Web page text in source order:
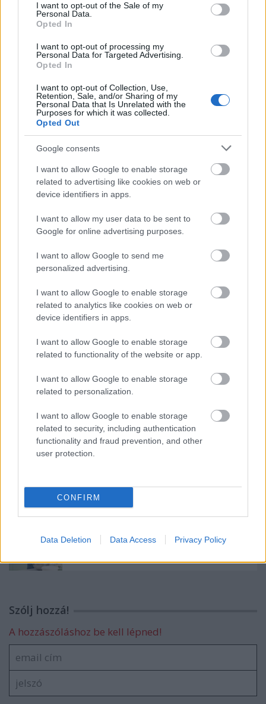
I want to opt-out of the Sale of my
Personal Data.
Opted In
I want to opt-out of processing my
Personal Data for Targeted Advertising.
Opted In
I want to opt-out of Collection, Use,
Retention, Sale, and/or Sharing of my
Personal Data that Is Unrelated with the
Purposes for which it was collected.
Opted Out
Google consents
I want to allow Google to enable storage
related to advertising like cookies on web or
device identifiers in apps.
I want to allow my user data to be sent to
Google for online advertising purposes.
I want to allow Google to send me
personalized advertising.
I want to allow Google to enable storage
related to analytics like cookies on web or
device identifiers in apps.
I want to allow Google to enable storage
related to functionality of the website or app.
I want to allow Google to enable storage
related to personalization.
I want to allow Google to enable storage
related to security, including authentication
functionality and fraud prevention, and other
user protection.
CONFIRM
Data Deletion Data Access Privacy Policy
forgat, mégpedig egy olyan sorozatot, ami az
Ómencímű horrorfilmen alapul.
A Newsroomharmadik, egyben záróévada is
kapott egy előzetest,itt meg lehet nézni.
Matt Bomer
lesz vendég.
Címkék:tv sorozat fox
lifetime
lost girl
twittrer house of cards american horror story
aaron paul
thír alalnök newroom
Ajánlott bejegyzések:
Előzetest kapott a Gyalázat
Írókat keresnek a Barátok közt-be
A monte-carlói tévéfesztivál mezőnye
tűpontosan mutatja, hogyan változik a
nemzetközi televíziózás
Jótékony celebek sütnek a Viasaton
Szólj hozzá!
A hozzászóláshoz be kell lépned!